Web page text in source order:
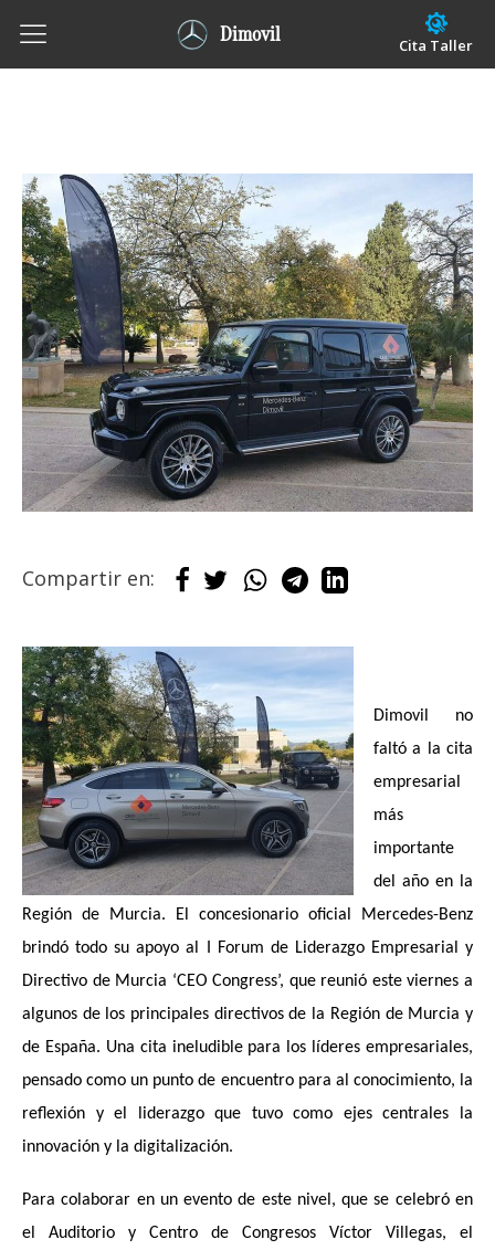
Dimovil Cita Taller
Compartir en:
Dimovil no
faltó a la cita
empresarial
más
importante
del año en la
Región de Murcia. El concesionario oficial Mercedes-Benz
brindó todo su apoyo al I Forum de Liderazgo Empresarial y
Directivo de Murcia ‘CEO Congress’, que reunió este viernes a
algunos de los principales directivos de la Región de Murcia y
de España. Una cita ineludible para los líderes empresariales,
pensado como un punto de encuentro para al conocimiento, la
reflexión y el liderazgo que tuvo como ejes centrales la
innovación y la digitalización.
Para colaborar en un evento de este nivel, que se celebró en
el Auditorio y Centro de Congresos Víctor Villegas, el